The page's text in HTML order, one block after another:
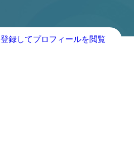
登録してプロフィールを閲覧